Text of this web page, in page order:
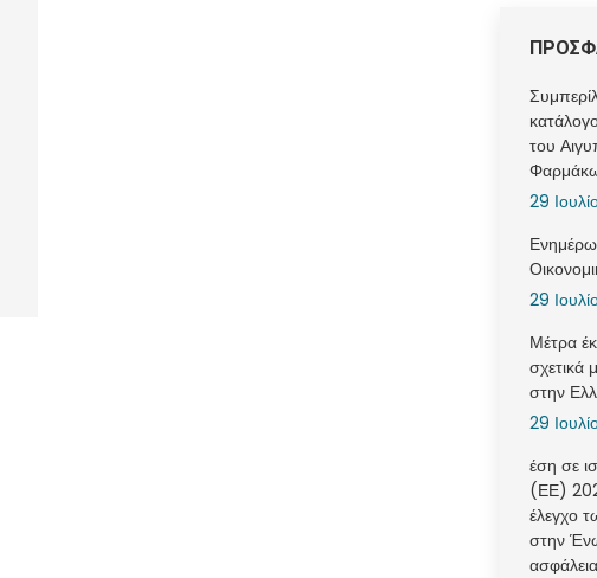
του
29
29
Μέτρα
σχετικά
στην
29
έση σε
(ΕΕ)
έλεγχο
στην